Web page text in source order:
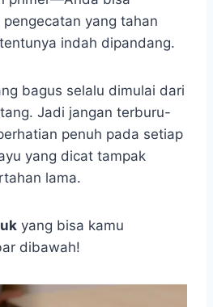
yang tahan
indah dipandang.
bagus selalu dimulai dari
Jadi jangan terburu-
penuh pada setiap
yang dicat tampak
lama.
yang bisa kamu
dibawah!